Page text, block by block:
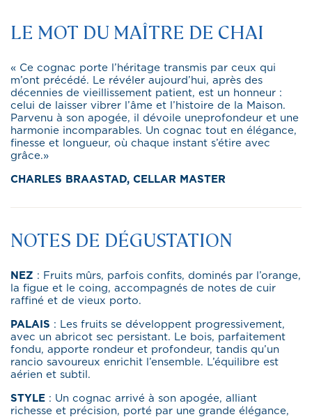
LE MOT DU MAÎTRE DE CHAI
« Ce cognac porte l’héritage transmis par ceux qui
m’ont précédé. Le révéler aujourd’hui, après des
décennies de vieillissement patient, est un honneur :
celui de laisser vibrer l’âme et l’histoire de la Maison.
Parvenu à son apogée, il dévoile uneprofondeur et une
harmonie incomparables. Un cognac tout en élégance,
finesse et longueur, où chaque instant s’étire avec
grâce.»
CHARLES BRAASTAD, CELLAR MASTER
NOTES DE DÉGUSTATION
NEZ : Fruits mûrs, parfois confits, dominés par l’orange,
la figue et le coing, accompagnés de notes de cuir
raﬃné et de vieux porto.
PALAIS : Les fruits se développent progressivement,
avec un abricot sec persistant. Le bois, parfaitement
fondu, apporte rondeur et profondeur, tandis qu’un
rancio savoureux enrichit l’ensemble. L’équilibre est
aérien et subtil.
STYLE : Un cognac arrivé à son apogée, alliant
richesse et précision, porté par une grande élégance,